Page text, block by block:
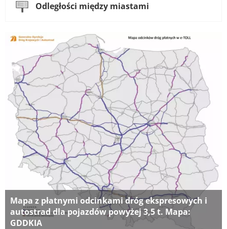
Odległości między miastami
Mapa z płatnymi odcinkami dróg ekspresowych i
autostrad dla pojazdów powyżej 3,5 t. Mapa:
GDDKIA